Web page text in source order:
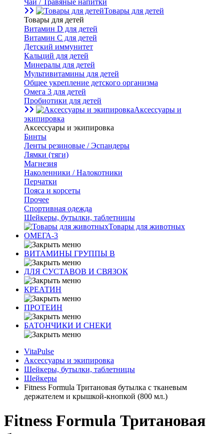
Чаи / Травяные напитки
Товары для детей
Товары для детей
Витамин D для детей
Витамин С для детей
Детский иммунитет
Кальций для детей
Минералы для детей
Мультивитамины для детей
Общее укрепление детского организма
Омега 3 для детей
Пробиотики для детей
Аксессуары и
экипировка
Аксессуары и экипировка
Бинты
Ленты резиновые / Эспандеры
Лямки (тяги)
Магнезия
Наколенники / Налокотники
Перчатки
Пояса и корсеты
Прочее
Спортивная одежда
Шейкеры, бутылки, таблетницы
Товары для животных
ОМЕГА-3
ВИТАМИНЫ ГРУППЫ В
ДЛЯ СУСТАВОВ И СВЯЗОК
КРЕАТИН
ПРОТЕИН
БАТОНЧИКИ И СНЕКИ
VitaPulse
Аксессуары и экипировка
Шейкеры, бутылки, таблетницы
Шейкеры
Fitness Formula Тритановая бутылка с тканевым
держателем и крышкой-кнопкой (800 мл.)
Fitness Formula Тритановая